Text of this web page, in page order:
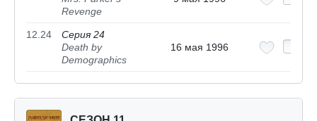
Revenge
12.24
Серия 24
Death by
Demographics
16 мая 1996